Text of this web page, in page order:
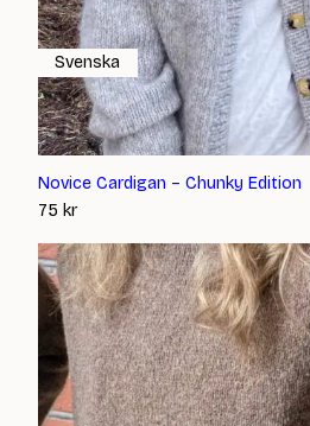
Novice Cardigan – Chunky Edition
75 kr
Svenska